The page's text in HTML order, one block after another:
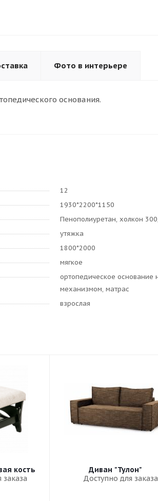
Фото в интерьере
основания.
12
1930*2200*1150
Пенополиуретан, холкон
утяжка
1800*2000
мягкое
ортопедическое
механизмом, матрас
взрослая
кость
заказа
Диван "Тулон"
Доступно для заказа